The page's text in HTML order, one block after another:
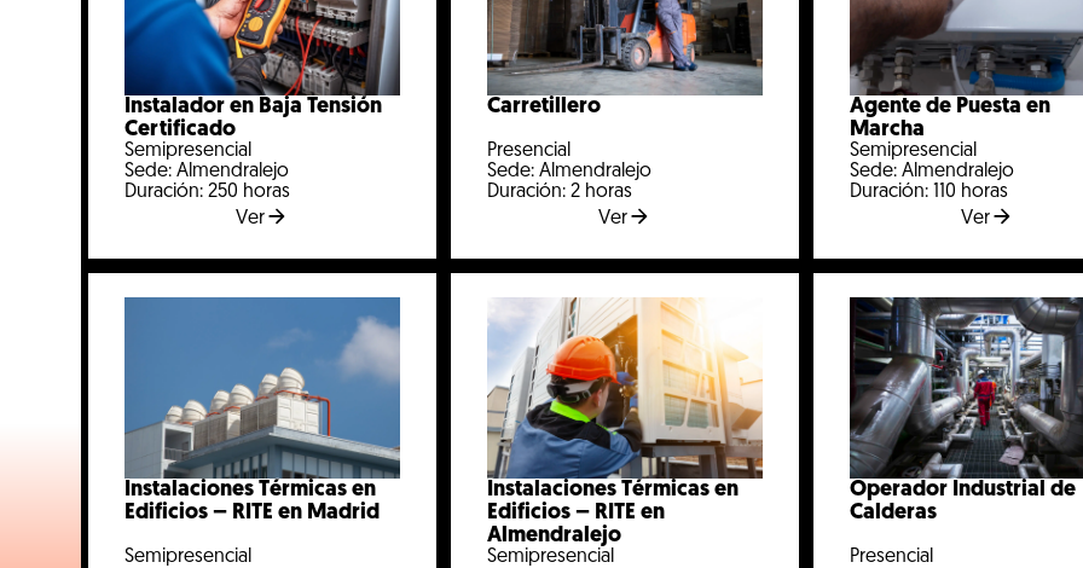
Instalador en Baja Tensión
Certificado
Semipresencial
Sede: Almendralejo
Duración: 250 horas
Ver
Carretillero
Presencial
Sede: Almendralejo
Duración: 2 horas
Ver
Agente de Puesta en
Marcha
Semipresencial
Sede: Almendralejo
Duración: 110 horas
Ver
Instalaciones Térmicas en
Edificios – RITE en Madrid
Semipresencial
Instalaciones Térmicas en
Edificios – RITE en
Almendralejo
Semipresencial
Operador Industrial de
Calderas
Presencial